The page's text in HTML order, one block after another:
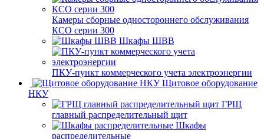
Камеры сборные одностороннего обслуживания
КСО серии 300
Шкафы ШВВ
ПКУ-пункт коммерческого учета электроэнергии
Щитовое оборудование
НКУ
ГРЩ
главный распределительный щит
Шкафы
распределительные